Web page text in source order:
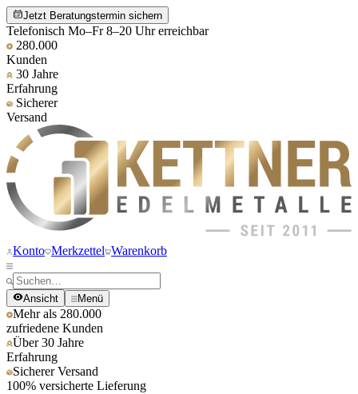
Jetzt Beratungstermin sichern
Telefonisch Mo–Fr 8–20 Uhr erreichbar
280.000
Kunden
30 Jahre
Erfahrung
Sicherer
Versand
Konto Merkzettel Warenkorb
Ansicht Menü
Mehr als 280.000
zufriedene Kunden
Über 30 Jahre
Erfahrung
Sicherer Versand
100% versicherte Lieferung